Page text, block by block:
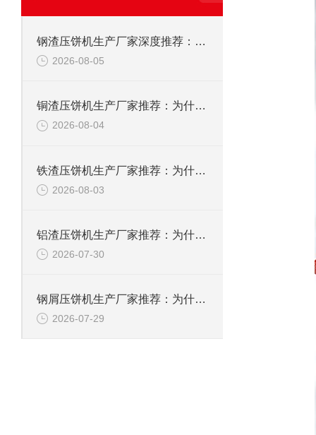
钢渣压饼机生产厂家深度推荐：为何恩派特成为高净值产线的优选
2026-08-05
铜渣压饼机生产厂家推荐：为什么恩派特成为众多企业的信赖？
2026-08-04
铁渣压饼机生产厂家推荐：为什么恩派特成为众多企业的优选？
2026-08-03
铝渣压饼机生产厂家推荐：为什么恩派特是值得信赖的选择？
2026-07-30
钢屑压饼机生产厂家推荐：为什么恩派特是您值得信赖的选择？
2026-07-29